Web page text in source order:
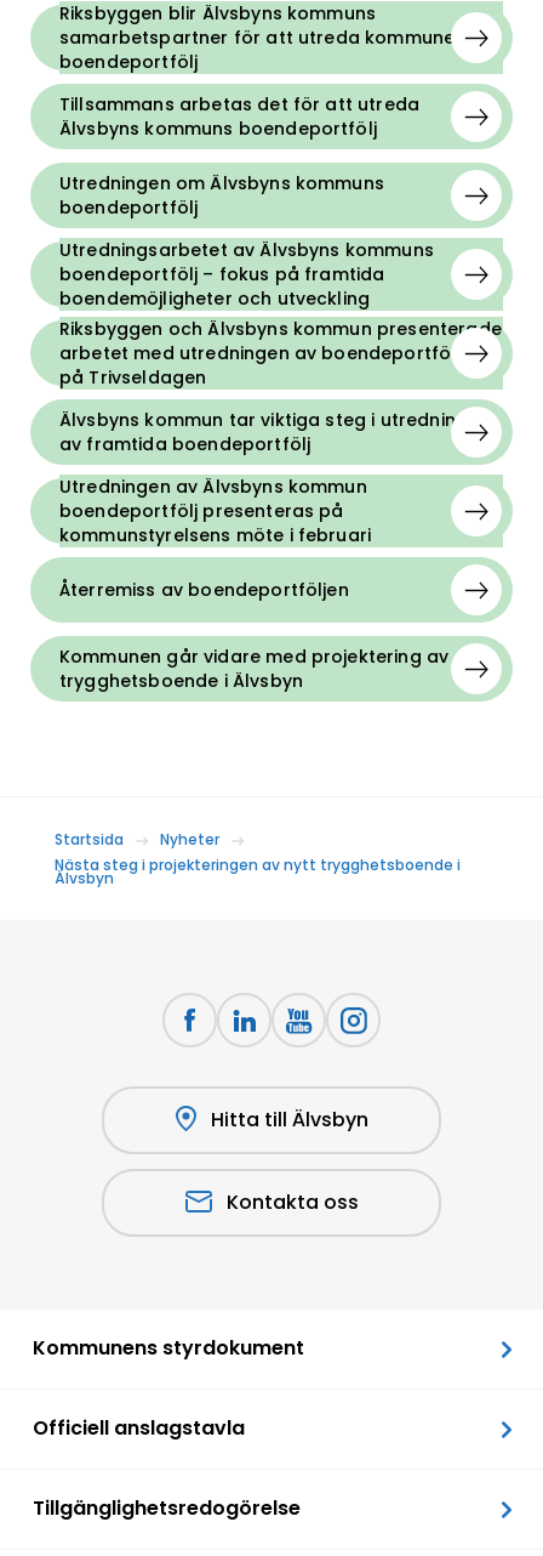
Riksbyggen blir Älvsbyns kommuns
samarbetspartner för att utreda kommunens
boendeportfölj
Tillsammans arbetas det för att utreda
Älvsbyns kommuns boendeportfölj
Utredningen om Älvsbyns kommuns
boendeportfölj
Utredningsarbetet av Älvsbyns kommuns
boendeportfölj – fokus på framtida
boendemöjligheter och utveckling
Riksbyggen och Älvsbyns kommun presenterade
arbetet med utredningen av boendeportföljen
på Trivseldagen
Älvsbyns kommun tar viktiga steg i utredningen
av framtida boendeportfölj
Utredningen av Älvsbyns kommun
boendeportfölj presenteras på
kommunstyrelsens möte i februari
Återremiss av boendeportföljen
Kommunen går vidare med projektering av
trygghetsboende i Älvsbyn
Startsida
Nyheter
Nästa steg i projekteringen av nytt trygghetsboende i
Älvsbyn
Hitta till Älvsbyn
Kontakta oss
Kommunens styrdokument
Officiell anslagstavla
Tillgänglighetsredogörelse